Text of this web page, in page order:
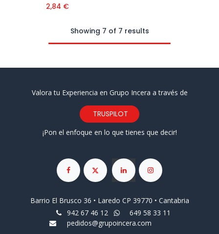
2,84 €
Showing 7 of 7 results
Valora tu Experiencia en Grupo Incera a través de
TRUSPILOT
¡Pon el enfoque en lo que tienes que decir!
Barrio El Brusco 36 • Laredo CP 39770 • Cantabria
942 67 46 12
649 58 33 11
pedidos@grupoincera.com